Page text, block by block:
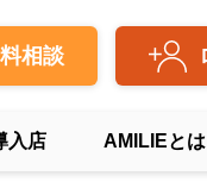
相談
入店 AMILIEとは